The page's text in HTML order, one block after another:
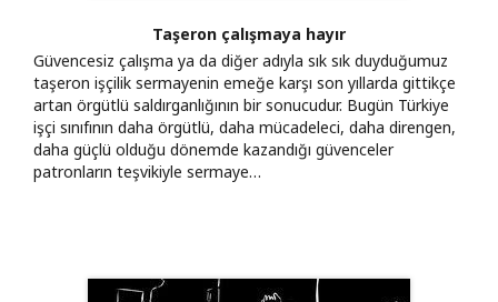
Taşeron çalışmaya hayır
Güvencesiz çalışma ya da diğer adıyla sık sık duyduğumuz
taşeron işçilik sermayenin emeğe karşı son yıllarda gittikçe
artan örgütlü saldırganlığının bir sonucudur. Bugün Türkiye
işçi sınıfının daha örgütlü, daha mücadeleci, daha direngen,
daha güçlü olduğu dönemde kazandığı güvenceler
patronların teşvikiyle sermaye…